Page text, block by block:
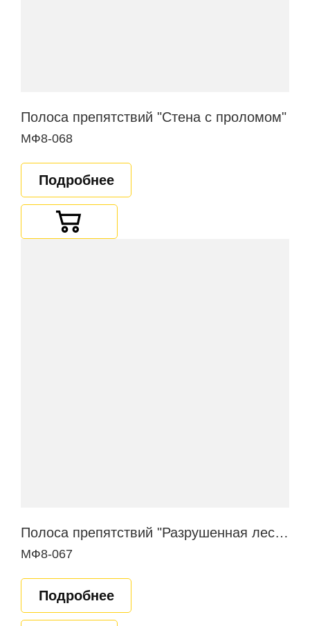
Полоса препятствий "Стена с проломом"
МФ8-068
Подробнее
Полоса препятствий "Разрушенная лестница"
МФ8-067
Подробнее